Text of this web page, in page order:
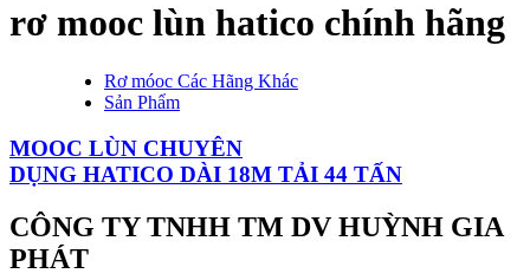
rơ mooc lùn hatico chính hãng
Rơ móoc Các Hãng Khác
Sản Phẩm
MOOC LÙN CHUYÊN
DỤNG HATICO DÀI 18M TẢI 44 TẤN
CÔNG TY TNHH TM DV HUỲNH GIA
PHÁT